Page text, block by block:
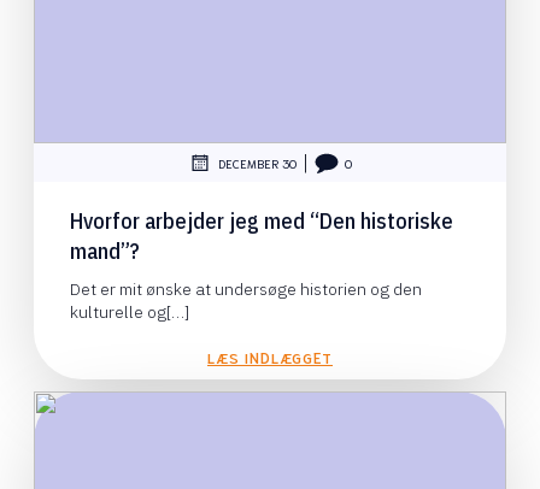
DECEMBER 30 0
Hvorfor arbejder jeg med “Den historiske
mand”?
Det er mit ønske at undersøge historien og den
kulturelle og[…]
LÆS INDLÆGGET